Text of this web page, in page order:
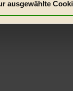
ausgewählte